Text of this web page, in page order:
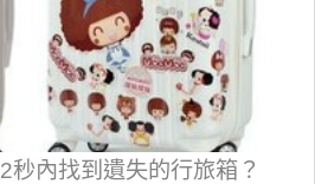
秒內找到遺失的行旅箱？